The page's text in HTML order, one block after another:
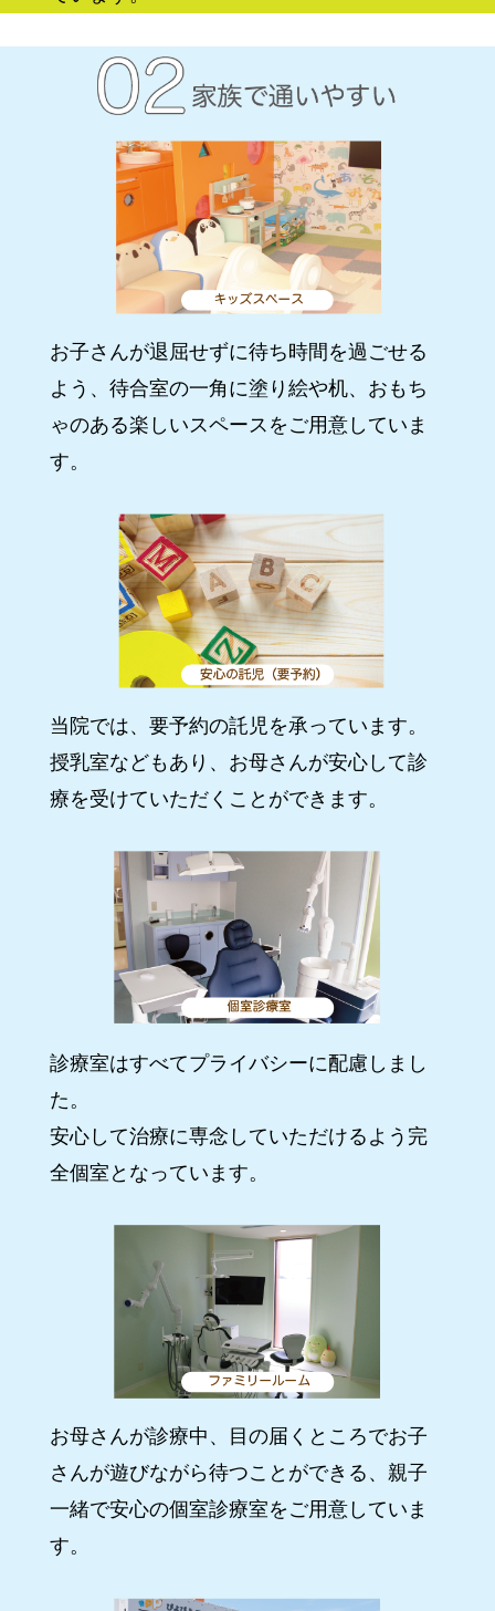
お子さんが退屈せずに待ち時間を過ごせる
よう、待合室の一角に塗り絵や机、おもち
ゃのある楽しいスペースをご用意していま
す。
当院では、要予約の託児を承っています。
授乳室などもあり、お母さんが安心して診
療を受けていただくことができます。
診療室はすべてプライバシーに配慮しまし
た。
安心して治療に専念していただけるよう完
全個室となっています。
お母さんが診療中、目の届くところでお子
さんが遊びながら待つことができる、親子
一緒で安心の個室診療室をご用意していま
す。